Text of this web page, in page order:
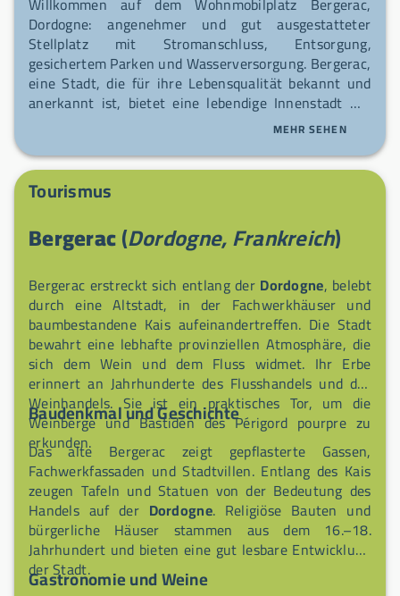
Dordogne: angenehmer und gut ausgestatteter
Stellplatz mit Stromanschluss, Entsorgung,
gesichertem Parken und Wasserversorgung. Bergerac,
eine Stadt, die für ihre Lebensqualität bekannt und
anerkannt ist, bietet eine lebendige Innenstadt mit
allen erwarteten Dienstleistungen, Industrie- und
Gewerbegebieten und eine grüne Umgebung am
Flussufer mit attraktivem Klima. Ideal gelegen für
diejenigen, die Wohnkomfort mit beruflicher Tätigkeit
oder Ruhestand verbinden möchten, verfügt die Stadt
Kultur) und ein regelmäßig über das Jahr verteiltes
Veranstaltungsprogramm. Kommen Sie und genießen
Sie einen ruhigen und freundlichen Aufenthalt im
Herzen eines gastfreundlichen Reiseziels.
MEHR SEHEN
Tourismus
Bergerac(Dordogne, Frankreich)
Bergerac erstreckt sich entlang der Dordogne, belebt
durch eine Altstadt, in der Fachwerkhäuser und
baumbestandene Kais aufeinandertreffen. Die Stadt
bewahrt eine lebhafte provinziellen Atmosphäre, die
sich dem Wein und dem Fluss widmet. Ihr Erbe
erinnert an Jahrhunderte des Flusshandels und des
Weinhandels. Sie ist ein praktisches Tor, um die
Weinberge und Bastiden des Périgord pourpre zu
erkunden.
Baudenkmal und Geschichte
Das alte Bergerac zeigt gepflasterte Gassen,
Fachwerkfassaden und Stadtvillen. Entlang des Kais
zeugen Tafeln und Statuen von der Bedeutung des
Handels auf der Dordogne. Religiöse Bauten und
bürgerliche Häuser stammen aus dem 16.–18.
Jahrhundert und bieten eine gut lesbare Entwicklung
der Stadt.
Gastronomie und Weine